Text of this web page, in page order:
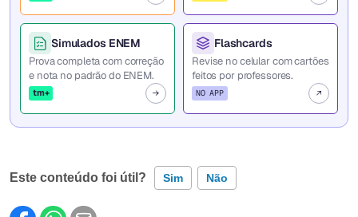
Simulados ENEM
Prova completa com correção
e nota no padrão do ENEM.
tm+
Flashcards
Revise no celular com cartões
feitos por professores.
NO APP
Este conteúdo foi útil? Sim Não